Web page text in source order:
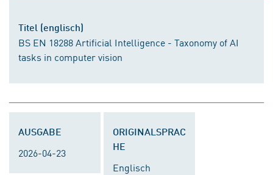
Titel (englisch)
BS EN 18288 Artificial Intelligence - Taxonomy of AI
tasks in computer vision
AUSGABE
2026-04-23
ORIGINALSPRAC
HE
Englisch